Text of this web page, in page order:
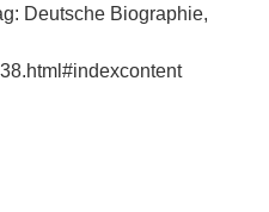
Deutsche Biographie,